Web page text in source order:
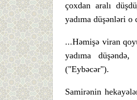
çoxdan aralı
yadıma düşənləri o
...Həmişə viran
yadıma
("Eybəcər").
Samirənin